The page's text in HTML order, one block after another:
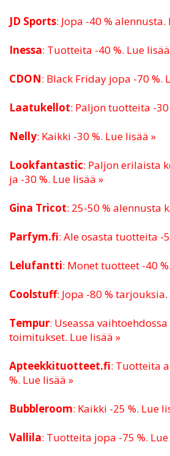
JD Sports: Jopa -40 % alennusta.
Inessa: Tuotteita -40 %. Lue
CDON: Black Friday jopa -70 %.
Laatukellot: Paljon tuotteita -30
Nelly: Kaikki -30 %. Lue lisää »
Lookfantastic: Paljon erilaista
ja -30 %. Lue lisää »
Gina Tricot: 25-50 % alennusta
Parfym.fi: Ale osasta tuotteita -
Lelufantti: Monet tuotteet -40
Coolstuff: Jopa -80 %
Tempur: Useassa
toimitukset. Lue lisää »
Apteekkituotteet.fi: Tuotteita
%. Lue lisää »
Bubbleroom: Kaikki -25 %. Lue
Vallila: Tuotteita jopa -75 %.